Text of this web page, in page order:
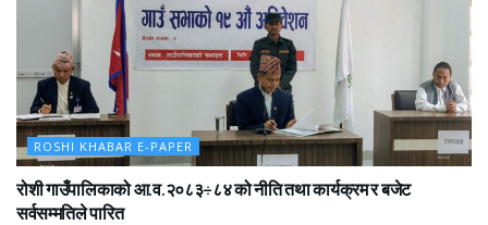
ROSHI KHABAR E-PAPER
रोशी गाउँपालिकाको आ.व.२०८३÷८४ को नीति तथा कार्यक्रम र बजेट
सर्वसम्मतिले पारित